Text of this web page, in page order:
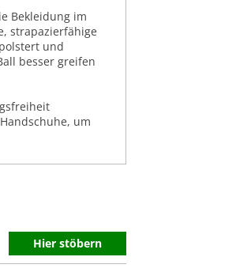
Bekleidung im
strapazierfähige
und
besser greifen
um
Hier stöbern